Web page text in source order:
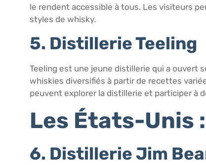
le rendent accessible à tous. Les visiteurs
styles de whisky.
5. Distillerie Teeling
Teeling est une jeune distillerie qui a ouvert
whiskies diversifiés à partir de recettes
peuvent explorer la distillerie et participer à
Les États-Unis
6. Distillerie Jim